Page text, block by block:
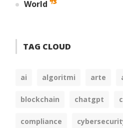
World
TAG CLOUD
ai algoritmi arte
blockchain chatgpt
compliance